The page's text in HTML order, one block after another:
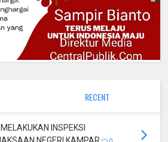
RECENT
INSPEKSI
NEGERI KAMPAR